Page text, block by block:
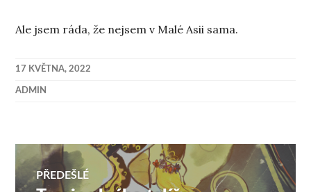
Ale jsem ráda, že nejsem v Malé Asii sama.
17 KVĚTNA, 2022
ADMIN
Navigace
PŘEDEŠLÉ